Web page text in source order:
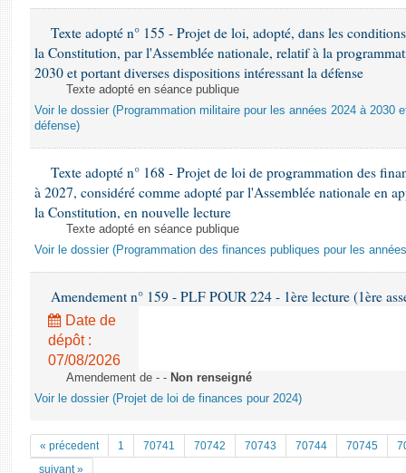
Texte adopté n° 155 - Projet de loi, adopté, dans les
la Constitution, par l'Assemblée nationale, relatif à la
2030 et portant diverses dispositions intéressant la défense
Texte adopté en séance publique
Voir le dossier (Programmation militaire pour les années 2024 à 2030
défense)
Texte adopté n° 168 - Projet de loi de programmation des
à 2027, considéré comme adopté par l'Assemblée nationale en
la Constitution, en nouvelle lecture
Texte adopté en séance publique
Voir le dossier (Programmation des finances publiques pour les
Amendement n° 159 - PLF POUR 224 - 1ère lecture (1ère
Date de
dépôt :
07/08/2026
Amendement de - - Non renseigné
Voir le dossier (Projet de loi de finances pour 2024)
« précedent 1 70741 70742 70743 70744 70745
suivant »